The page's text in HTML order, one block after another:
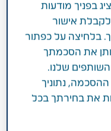
Relief of nasal
common
allergies of
בפניך מודעות
לקבלת אישור
בלחיצה על כפתור
את הסכמתך
שלנו.
נתוניך
את בחירתך בכל